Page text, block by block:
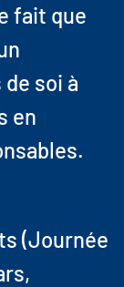
fait que
soi à
en
(Journée